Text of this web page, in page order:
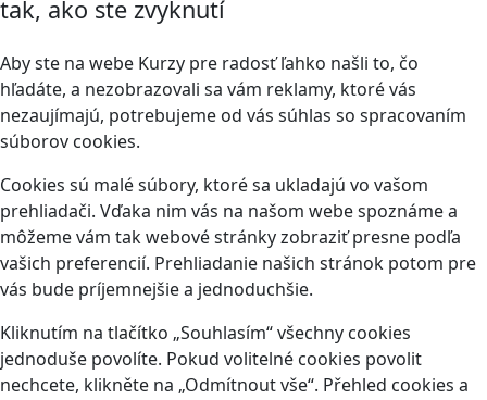
tak, ako ste zvyknutí
Aby ste na webe Kurzy pre radosť ľahko našli to, čo
hľadáte, a nezobrazovali sa vám reklamy, ktoré vás
nezaujímajú, potrebujeme od vás súhlas so spracovaním
súborov cookies.
Cookies sú malé súbory, ktoré sa ukladajú vo vašom
prehliadači. Vďaka nim vás na našom webe spoznáme a
môžeme vám tak webové stránky zobraziť presne podľa
vašich preferencií. Prehliadanie našich stránok potom pre
vás bude príjemnejšie a jednoduchšie.
Kliknutím na tlačítko „Souhlasím“ všechny cookies
jednoduše povolíte. Pokud volitelné cookies povolit
nechcete, klikněte na „Odmítnout vše“. Přehled cookies a